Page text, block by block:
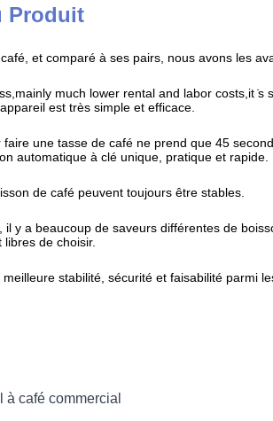
Produit
et comparé à ses pairs, nous avons les
much lower rental and labor costs,it
est très simple et efficace.
une tasse de café ne prend que 45
automatique à clé unique, pratique et rapide.
de café peuvent toujours être stables.
il y a beaucoup de saveurs différentes de
de choisir.
stabilité, sécurité et faisabilité parmi
à café commercial